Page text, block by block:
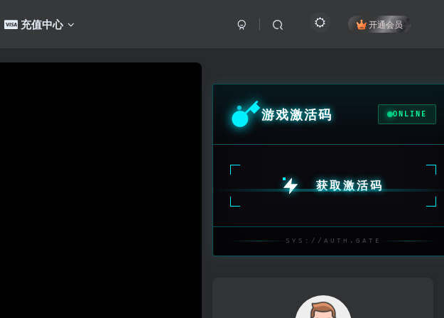
充值中心 开通会员
游戏激活码 ONLINE
获取激活码
SYS://AUTH.GATE